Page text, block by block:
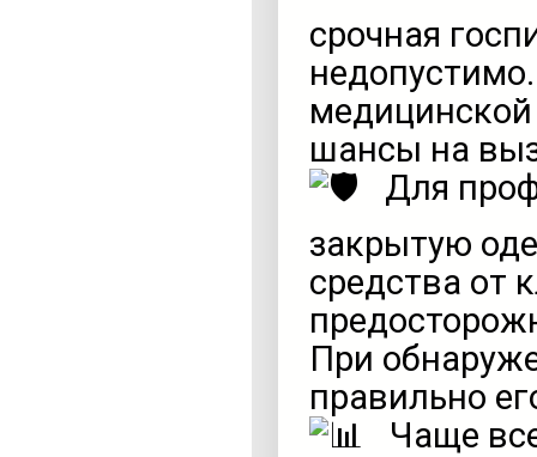
срочная
шансы на
Для
закрытую
средства от
При
правильно
Чаще